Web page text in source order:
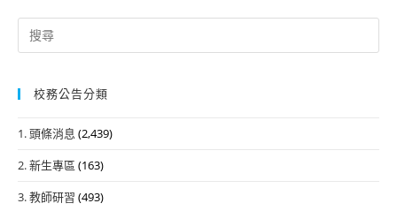
Search
for:
校務公告分類
1. 頭條消息 (2,439)
2. 新生專區 (163)
3. 教師研習 (493)